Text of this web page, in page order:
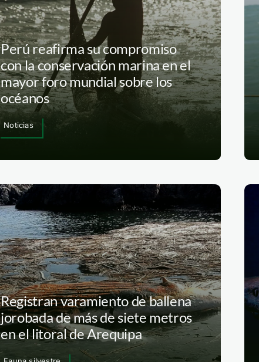
Perú reafirma su compromiso
con la conservación marina en el
mayor foro mundial sobre los
océanos
Noticias
Registran varamiento de ballena
jorobada de más de siete metros
en el litoral de Arequipa